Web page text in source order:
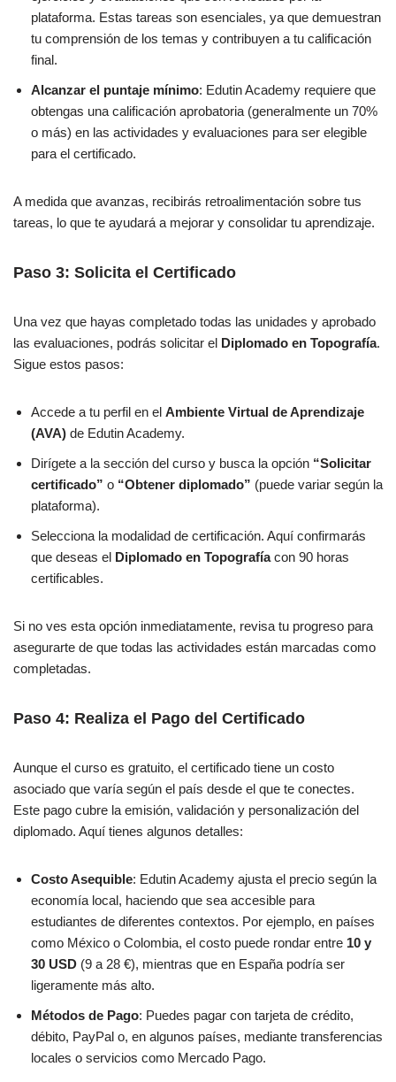
plataforma. Estas tareas son esenciales, ya que demuestran
tu comprensión de los temas y contribuyen a tu calificación
final.
Alcanzar el puntaje mínimo: Edutin Academy requiere que
obtengas una calificación aprobatoria (generalmente un 70%
o más) en las actividades y evaluaciones para ser elegible
para el certificado.
A medida que avanzas, recibirás retroalimentación sobre tus
tareas, lo que te ayudará a mejorar y consolidar tu aprendizaje.
Paso 3: Solicita el Certificado
Una vez que hayas completado todas las unidades y aprobado
las evaluaciones, podrás solicitar el Diplomado en Topografía.
Sigue estos pasos:
Accede a tu perfil en el Ambiente Virtual de Aprendizaje
(AVA) de Edutin Academy.
Dirígete a la sección del curso y busca la opción “Solicitar
certificado” o “Obtener diplomado” (puede variar según la
plataforma).
Selecciona la modalidad de certificación. Aquí confirmarás
que deseas el Diplomado en Topografíacon 90 horas
certificables.
Si no ves esta opción inmediatamente, revisa tu progreso para
asegurarte de que todas las actividades están marcadas como
completadas.
Paso 4: Realiza el Pago del Certificado
Aunque el curso es gratuito, el certificado tiene un costo
asociado que varía según el país desde el que te conectes.
Este pago cubre la emisión, validación y personalización del
diplomado. Aquí tienes algunos detalles:
Costo Asequible: Edutin Academy ajusta el precio según la
economía local, haciendo que sea accesible para
estudiantes de diferentes contextos. Por ejemplo, en países
como México o Colombia, el costo puede rondar entre 10 y
30 USD (9 a 28 €), mientras que en España podría ser
ligeramente más alto.
Métodos de Pago: Puedes pagar con tarjeta de crédito,
débito, PayPal o, en algunos países, mediante transferencias
locales o servicios como Mercado Pago.